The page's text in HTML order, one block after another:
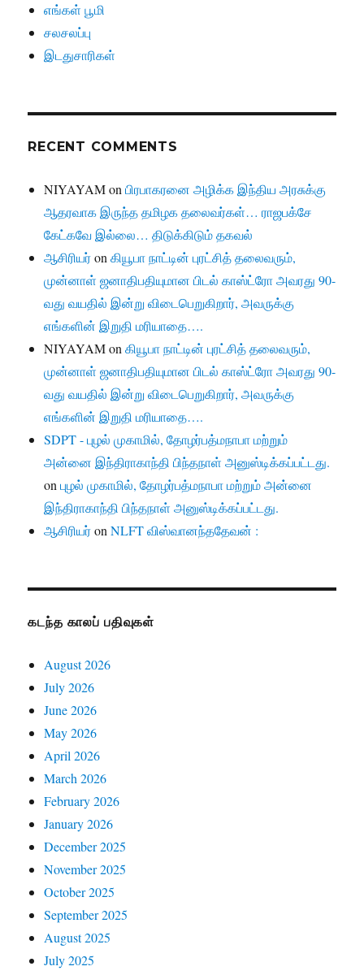
எங்கள் பூமி
சலசலப்பு
இடதுசாரிகள்
RECENT COMMENTS
NIYAYAMonபிரபாகரனை அழிக்க இந்திய அரசுக்கு
ஆதரவாக இருந்த தமிழக தலைவர்கள்… ராஜபக்சே
கேட்கவே இல்லை… திடுக்கிடும் தகவல்
ஆசிரியர்onகியூபா நாட்டின் புரட்சித் தலைவரும்,
முன்னாள் ஜனாதிபதியுமான பிடல் காஸ்ட்ரோ அவரது 90-
வது வயதில் இன்று விடைபெறுகிறார், அவருக்கு
எங்களின் இறுதி மரியாதை….
NIYAYAMonகியூபா நாட்டின் புரட்சித் தலைவரும்,
முன்னாள் ஜனாதிபதியுமான பிடல் காஸ்ட்ரோ அவரது 90-
வது வயதில் இன்று விடைபெறுகிறார், அவருக்கு
எங்களின் இறுதி மரியாதை….
SDPT - புழல் முகாமில், தோழர்பத்மநாபா மற்றும்
அன்னை இந்திராகாந்தி பிந்தநாள் அனுஸ்டிக்கப்பட்டது.
onபுழல் முகாமில், தோழர்பத்மநாபா மற்றும் அன்னை
இந்திராகாந்தி பிந்தநாள் அனுஸ்டிக்கப்பட்டது.
ஆசிரியர்onNLFT விஸ்வானந்ததேவன் :
கடந்த காலப் பதிவுகள்
August 2026
July 2026
June 2026
May 2026
April 2026
March 2026
February 2026
January 2026
December 2025
November 2025
October 2025
September 2025
August 2025
July 2025